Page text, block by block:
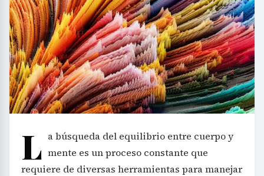
L a búsqueda del equilibrio entre cuerpo y
mente es un proceso constante que
requiere de diversas herramientas para manejar